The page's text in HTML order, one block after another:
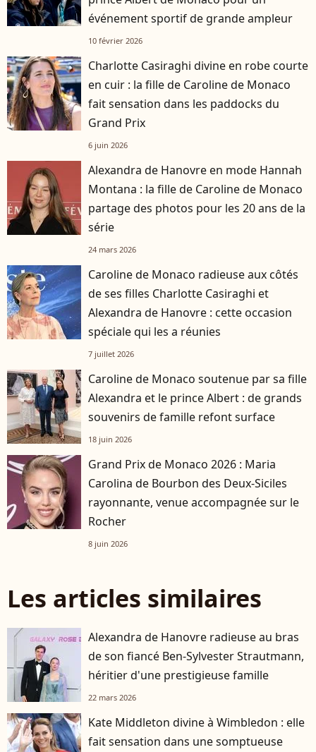
événement sportif de grande ampleur
10 février 2026
Charlotte Casiraghi divine en robe courte
en cuir : la fille de Caroline de Monaco
fait sensation dans les paddocks du
Grand Prix
6 juin 2026
Alexandra de Hanovre en mode Hannah
Montana : la fille de Caroline de Monaco
partage des photos pour les 20 ans de la
série
24 mars 2026
Caroline de Monaco radieuse aux côtés
de ses filles Charlotte Casiraghi et
Alexandra de Hanovre : cette occasion
spéciale qui les a réunies
7 juillet 2026
Caroline de Monaco soutenue par sa fille
Alexandra et le prince Albert : de grands
souvenirs de famille refont surface
18 juin 2026
Grand Prix de Monaco 2026 : Maria
Carolina de Bourbon des Deux-Siciles
rayonnante, venue accompagnée sur le
Rocher
8 juin 2026
Les articles similaires
Alexandra de Hanovre radieuse au bras
de son fiancé Ben-Sylvester Strautmann,
héritier d'une prestigieuse famille
22 mars 2026
Kate Middleton divine à Wimbledon : elle
fait sensation dans une somptueuse